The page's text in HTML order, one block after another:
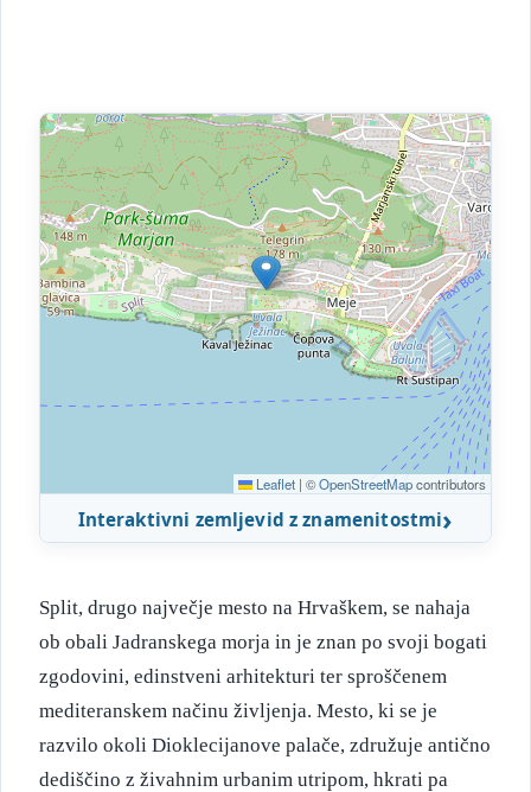
Leaflet | ©OpenStreetMapcontributors
Interaktivni zemljevid z znamenitostmi
Split, drugo največje mesto na Hrvaškem, se nahaja
ob obali Jadranskega morja in je znan po svoji bogati
zgodovini, edinstveni arhitekturi ter sproščenem
mediteranskem načinu življenja. Mesto, ki se je
razvilo okoli Dioklecijanove palače, združuje antično
dediščino z živahnim urbanim utripom, hkrati pa